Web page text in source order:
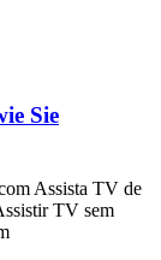
Sie
Assista TV de
TV sem